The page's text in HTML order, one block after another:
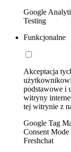
Google
Testing
Funkcjonalne
Akceptacja
podstawowe i
witryny
tej witrynie z
Google Tag
Consent
Freshchat